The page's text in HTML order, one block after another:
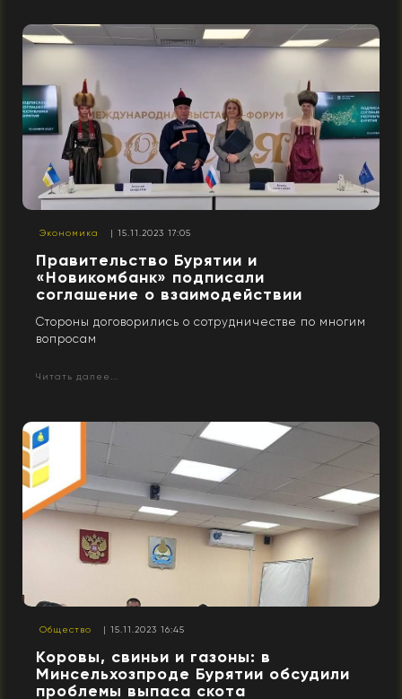
Экономика | 15.11.2023 17:05
Правительство Бурятии и
«Новикомбанк» подписали
соглашение о взаимодействии
Стороны договорились о сотрудничестве по многим
вопросам
Читать далее...
Общество | 15.11.2023 16:45
Коровы, свиньи и газоны: в
Минсельхозпроде Бурятии обсудили
проблемы выпаса скота